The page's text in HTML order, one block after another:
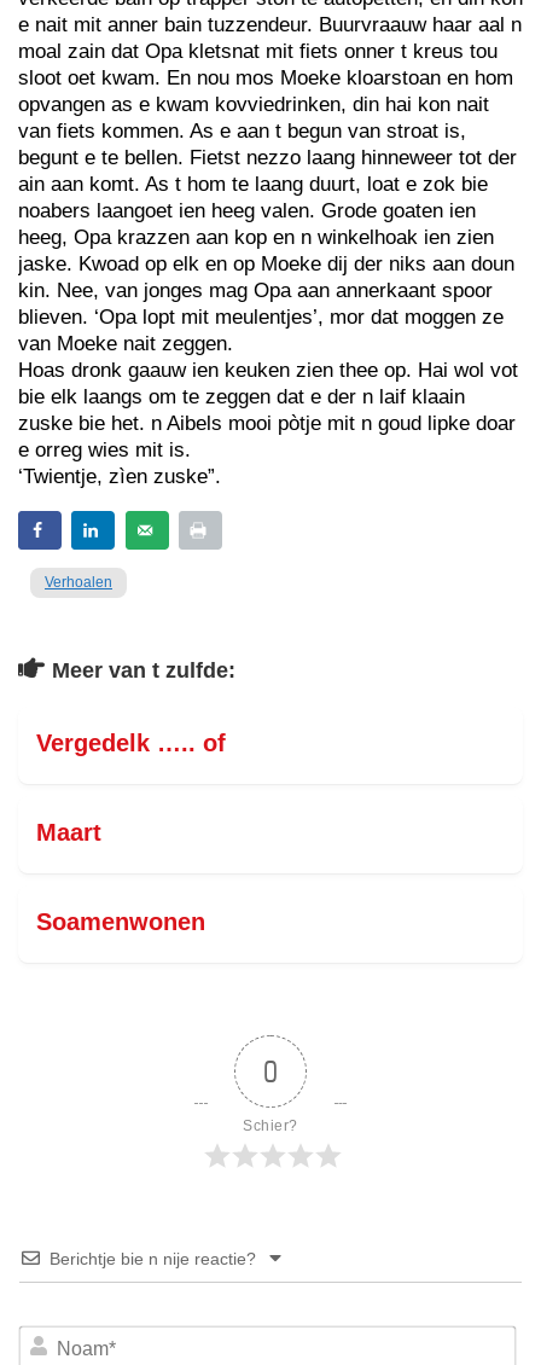
e nait mit anner bain tuzzendeur. Buurvraauw haar aal n
moal zain dat Opa kletsnat mit fiets onner t kreus tou
sloot oet kwam. En nou mos Moeke kloarstoan en hom
opvangen as e kwam kovviedrinken, din hai kon nait
van fiets kommen. As e aan t begun van stroat is,
begunt e te bellen. Fietst nezzo laang hinneweer tot der
ain aan komt. As t hom te laang duurt, loat e zok bie
noabers laangoet ien heeg valen. Grode goaten ien
heeg, Opa krazzen aan kop en n winkelhoak ien zien
jaske. Kwoad op elk en op Moeke dij der niks aan doun
kin. Nee, van jonges mag Opa aan annerkaant spoor
blieven. ‘Opa lopt mit meulentjes’, mor dat moggen ze
van Moeke nait zeggen.
Hoas dronk gaauw ien keuken zien thee op. Hai wol vot
bie elk laangs om te zeggen dat e der n laif klaain
zuske bie het. n Aibels mooi pòtje mit n goud lipke doar
e orreg wies mit is.
‘Twientje, zìen zuske”.
Verhoalen
Meer van t zulfde:
Vergedelk ….. of
Maart
Soamenwonen
0
Schier?
Berichtje bie n nije reactie?